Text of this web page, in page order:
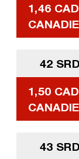
1,46
42
1,50
43